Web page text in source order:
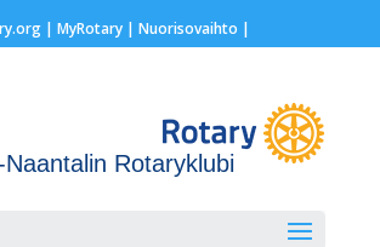
| MyRotary | Nuorisovaihto |
Naantalin Rotaryklubi